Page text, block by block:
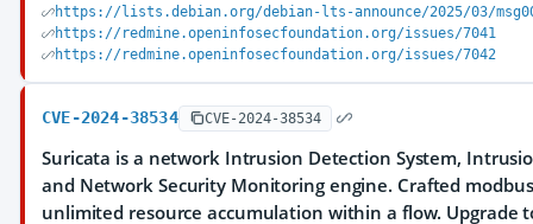
https://lists.debian.org/debian-lts-announce/2025/03/
https://redmine.openinfosecfoundation.org/issues/7041
https://redmine.openinfosecfoundation.org/issues/7042
CVE-2024-38534 CVE-2024-38534
Suricata is a network Intrusion Detection System,
and Network Security Monitoring engine. Crafted
unlimited resource accumulation within a flow. Upgrade